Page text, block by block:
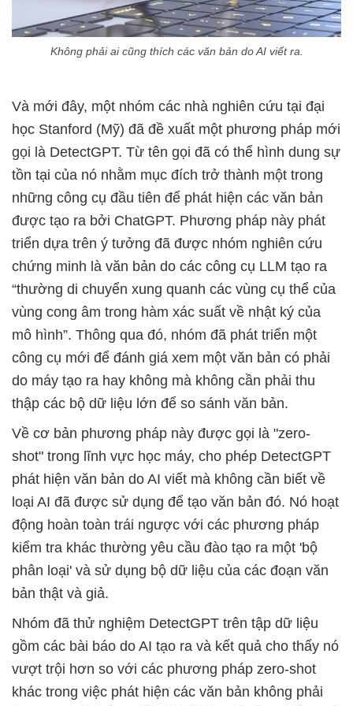
Không phải ai cũng thích các văn bản do AI viết ra.
Và mới đây, một nhóm các nhà nghiên cứu tại đại
học Stanford (Mỹ) đã đề xuất một phương pháp mới
gọi là DetectGPT. Từ tên gọi đã có thể hình dung sự
tồn tại của nó nhằm mục đích trở thành một trong
những công cụ đầu tiên để phát hiện các văn bản
được tạo ra bởi ChatGPT. Phương pháp này phát
triển dựa trên ý tưởng đã được nhóm nghiên cứu
chứng minh là văn bản do các công cụ LLM tạo ra
“thường di chuyển xung quanh các vùng cụ thể của
vùng cong âm trong hàm xác suất về nhật ký của
mô hình”. Thông qua đó, nhóm đã phát triển một
công cụ mới để đánh giá xem một văn bản có phải
do máy tạo ra hay không mà không cần phải thu
thập các bộ dữ liệu lớn để so sánh văn bản.
Về cơ bản phương pháp này được gọi là "zero-
shot" trong lĩnh vực học máy, cho phép DetectGPT
phát hiện văn bản do AI viết mà không cần biết về
loại AI đã được sử dụng để tạo văn bản đó. Nó hoạt
động hoàn toàn trái ngược với các phương pháp
kiểm tra khác thường yêu cầu đào tạo ra một 'bộ
phân loại' và sử dụng bộ dữ liệu của các đoạn văn
bản thật và giả.
Nhóm đã thử nghiệm DetectGPT trên tập dữ liệu
gồm các bài báo do AI tạo ra và kết quả cho thấy nó
vượt trội hơn so với các phương pháp zero-shot
khác trong việc phát hiện các văn bản không phải